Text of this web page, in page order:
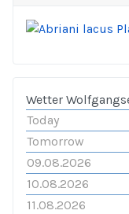
Wetter
Today
Tomorrow
09.08.2026
10.08.2026
11.08.2026